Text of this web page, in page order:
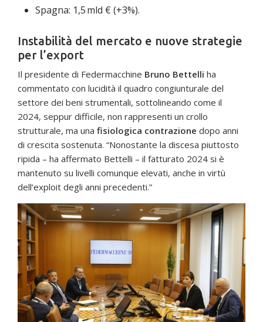
Spagna: 1,5 mld € (+3%).
Instabilità del mercato e nuove strategie
per l’export
Il presidente di Federmacchine Bruno Bettelli ha
commentato con lucidità il quadro congiunturale del
settore dei beni strumentali, sottolineando come il
2024, seppur difficile, non rappresenti un crollo
strutturale, ma una fisiologica contrazione dopo anni
di crescita sostenuta. “Nonostante la discesa piuttosto
ripida – ha affermato Bettelli – il fatturato 2024 si è
mantenuto su livelli comunque elevati, anche in virtù
dell’exploit degli anni precedenti.”